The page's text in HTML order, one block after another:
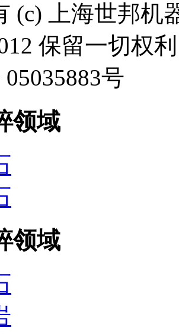
(c) 上海世邦机
保留一切权利
号
领域
领域